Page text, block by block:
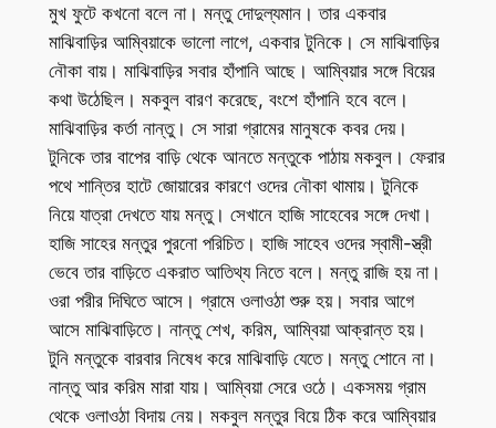
মুখ ফুটে কখনো বলে না। মন্তু দোদুল্যমান। তার একবার
মাঝিবাড়ির আম্বিয়াকে ভালো লাগে, একবার টুনিকে। সে মাঝিবাড়ির
নৌকা বায়। মাঝিবাড়ির সবার হাঁপানি আছে। আম্বিয়ার সঙ্গে বিয়ের
কথা উঠেছিল। মকবুল বারণ করেছে, বংশে হাঁপানি হবে বলে।
মাঝিবাড়ির কর্তা নান্তু। সে সারা গ্রামের মানুষকে কবর দেয়।
টুনিকে তার বাপের বাড়ি থেকে আনতে মন্তুকে পাঠায় মকবুল। ফেরার
পথে শান্তির হাটে জোয়ারের কারণে ওদের নৌকা থামায়। টুনিকে
নিয়ে যাত্রা দেখতে যায় মন্তু। সেখানে হাজি সাহেবের সঙ্গে দেখা।
হাজি সাহের মন্তুর পুরনো পরিচিত। হাজি সাহেব ওদের স্বামী-স্ত্রী
ভেবে তার বাড়িতে একরাত আতিথ্য নিতে বলে। মন্তু রাজি হয় না।
ওরা পরীর দিঘিতে আসে। গ্রামে ওলাওঠা শুরু হয়। সবার আগে
আসে মাঝিবাড়িতে। নান্তু শেখ, করিম, আম্বিয়া আক্রান্ত হয়।
টুনি মন্তুকে বারবার নিষেধ করে মাঝিবাড়ি যেতে। মন্তু শোনে না।
নান্তু আর করিম মারা যায়। আম্বিয়া সেরে ওঠে। একসময় গ্রাম
থেকে ওলাওঠা বিদায় নেয়। মকবুল মন্তুর বিয়ে ঠিক করে আম্বিয়ার